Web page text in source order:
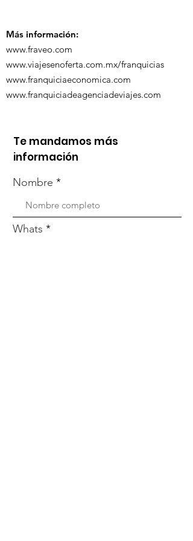
Más información:
www.fraveo.com
www.viajesenoferta.com.mx/franquicias
www.franquiciaeconomica.com
www.franquiciadeagenciadeviajes.com
Te mandamos más
información
Nombre
Whats